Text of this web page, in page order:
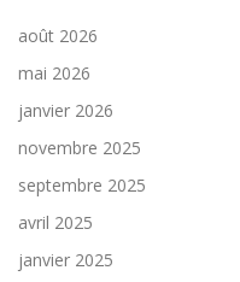
août 2026
mai 2026
janvier 2026
novembre 2025
septembre 2025
avril 2025
janvier 2025